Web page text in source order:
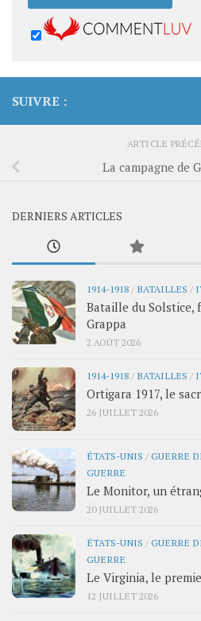
SUIVRE :
ARTICLE
La campagne de
DERNIERS ARTICLES
1914-1918 / BATAILLES /
Bataille du Solstice,
Grappa
2 AOÛT 2026
1914-1918 / BATAILLES /
Ortigara 1917, le
26 JUILLET 2026
ÉTATS-UNIS /GUERRE
GUERRE
Le Monitor, un
20 JUILLET 2026
ÉTATS-UNIS /GUERRE
GUERRE
Le Virginia, le
12 JUILLET 2026